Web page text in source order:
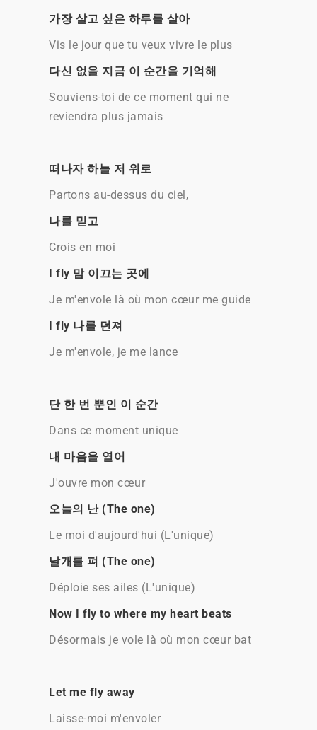
가장 살고 싶은 하루를 살아
Vis le jour que tu veux vivre le plus
다신 없을 지금 이 순간을 기억해
Souviens-toi de ce moment qui ne
reviendra plus jamais
떠나자 하늘 저 위로
Partons au-dessus du ciel,
나를 믿고
Crois en moi
I fly 맘 이끄는 곳에
Je m'envole là où mon cœur me guide
I fly 나를 던져
Je m'envole, je me lance
단 한 번 뿐인 이 순간
Dans ce moment unique
내 마음을 열어
J'ouvre mon cœur
오늘의 난 (The one)
Le moi d'aujourd'hui (L'unique)
날개를 펴 (The one)
Déploie ses ailes (L'unique)
Now I fly to where my heart beats
Désormais je vole là où mon cœur bat
Let me fly away
Laisse-moi m'envoler